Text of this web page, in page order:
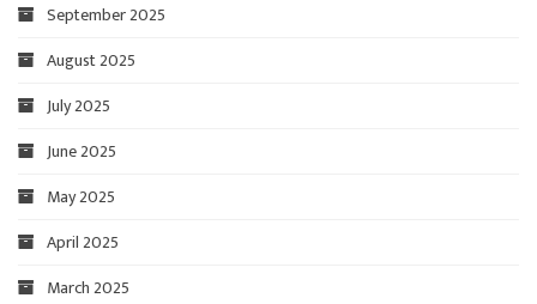
September 2025
August 2025
July 2025
June 2025
May 2025
April 2025
March 2025